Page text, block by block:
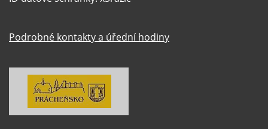
Podrobné kontakty a úřední hodiny